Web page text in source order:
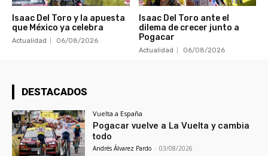
Isaac Del Toro y la apuesta
que México ya celebra
Actualidad 06/08/2026
Isaac Del Toro ante el
dilema de crecer junto a
Pogacar
Actualidad 06/08/2026
DESTACADOS
Vuelta a España
Pogacar vuelve a La Vuelta y cambia
todo
Andrés Álvarez Pardo - 03/08/2026